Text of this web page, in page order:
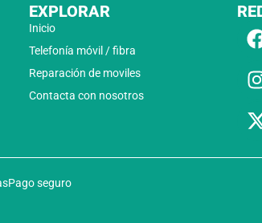
EXPLORAR
Inicio
Telefonía móvil / fibra
Reparación de moviles
Contacta con nosotros
Pago seguro